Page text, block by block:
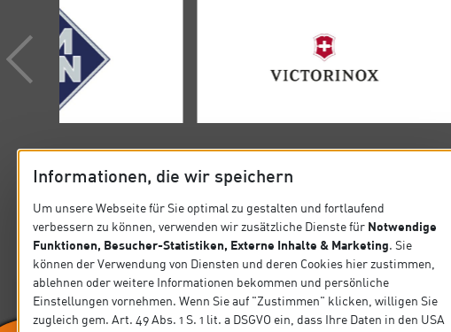
KONTAKT
Verband der Köche Deutschlands e.V.
Steinlestraße 32 60596 Frankfurt
Tel. +49 69 63 0006-0
SITEMAP
Startseite
Präsidium
Informationen, die wir speichern
Um unsere Webseite für Sie optimal zu gestalten und fortlaufend
verbessern zu können, verwenden wir zusätzliche Dienste für Notwendige
Funktionen, Besucher-Statistiken, Externe Inhalte & Marketing. Sie
können der Verwendung von Diensten und deren Cookies hier zustimmen,
ablehnen oder weitere Informationen bekommen und persönliche
Einstellungen vornehmen. Wenn Sie auf "Zustimmen" klicken, willigen Sie
zugleich gem. Art. 49 Abs. 1 S. 1 lit. a DSGVO ein, dass Ihre Daten in den USA